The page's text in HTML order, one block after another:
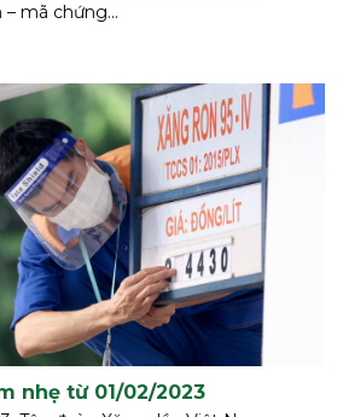
mã chứng...
nhẹ từ 01/02/2023